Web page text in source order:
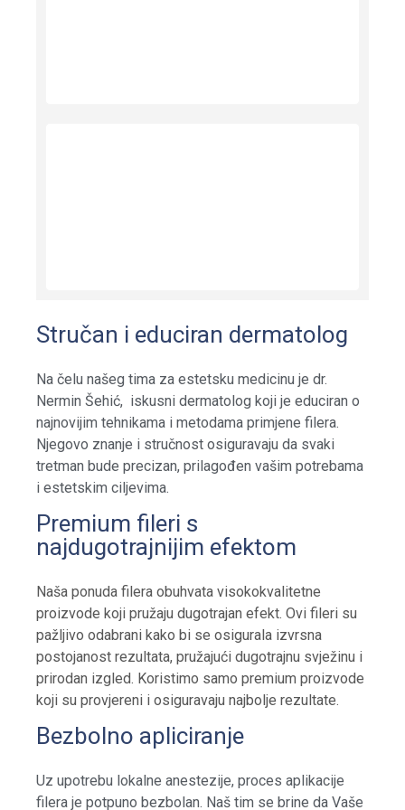
Stručan i educiran dermatolog
Na čelu našeg tima za estetsku medicinu je dr.
Nermin Šehić, iskusni dermatolog koji je educiran o
najnovijim tehnikama i metodama primjene filera.
Njegovo znanje i stručnost osiguravaju da svaki
tretman bude precizan, prilagođen vašim potrebama
i estetskim ciljevima.
Premium fileri s
najdugotrajnijim efektom
Naša ponuda filera obuhvata visokokvalitetne
proizvode koji pružaju dugotrajan efekt. Ovi fileri su
pažljivo odabrani kako bi se osigurala izvrsna
postojanost rezultata, pružajući dugotrajnu svježinu i
prirodan izgled. Koristimo samo premium proizvode
koji su provjereni i osiguravaju najbolje rezultate.
Bezbolno apliciranje
Uz upotrebu lokalne anestezije, proces aplikacije
filera je potpuno bezbolan. Naš tim se brine da Vaše